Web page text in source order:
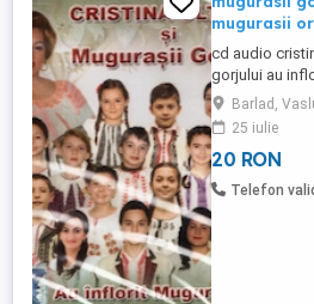
mugurasii
cd audio
gorjului au
tipla timbru
20 de lei trimit
vizitati toate
detinerea de
Barlad,
25 iulie
20 RON
Telefon